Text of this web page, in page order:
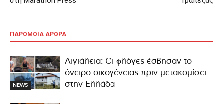
ΠΑΡΟΜΟΙΑ ΑΡΘΡΑ
NEWS
Αιγιάλεια: Οι φλόγες έσβησαν το
όνειρο οικογένειας πριν μετακομίσει
στην Ελλάδα